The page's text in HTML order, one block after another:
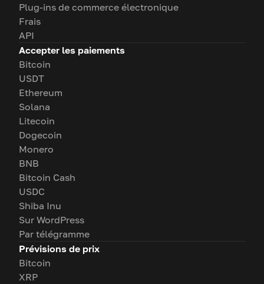
Plug-ins de commerce électronique
Frais
API
Accepter les paiements
Bitcoin
USDT
Ethereum
Solana
Litecoin
Dogecoin
Monero
BNB
Bitcoin Cash
USDC
Shiba Inu
Sur WordPress
Par télégramme
Prévisions de prix
Bitcoin
XRP